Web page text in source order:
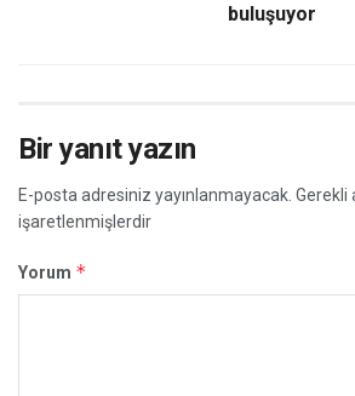
buluşuyor
Bir yanıt yazın
E-posta adresiniz yayınlanmayacak. Gerekli
işaretlenmişlerdir
Yorum *